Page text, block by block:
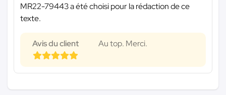
MR22-79443 a été choisi pour la rédaction de ce
texte.
Avis du client Au top. Merci.